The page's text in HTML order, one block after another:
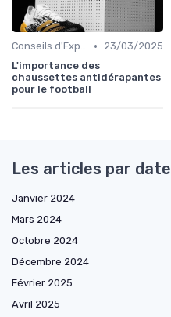
Conseils d'Experts •
23/03/2025
L'importance des
chaussettes antidérapantes
pour le football
Les articles par date
Janvier 2024
Mars 2024
Octobre 2024
Décembre 2024
Février 2025
Avril 2025